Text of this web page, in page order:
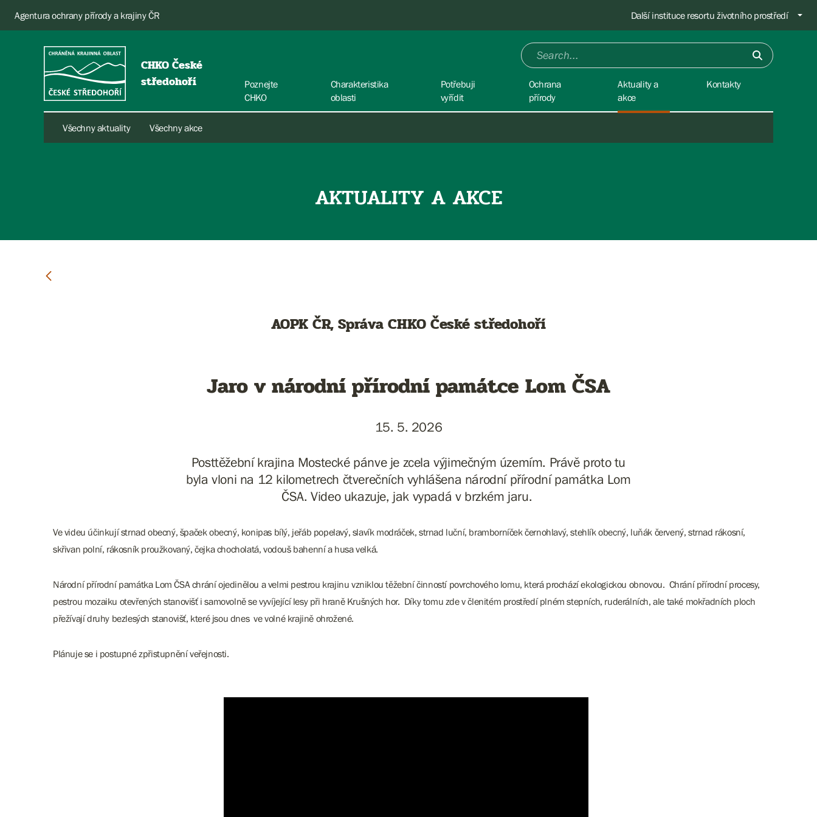
Agentura ochrany přírody a krajiny ČR Další instituce resortu životního prostředí
CHKO České
středohoří
Poznejte
CHKO
Charakteristika
oblasti
Potřebuji
vyřídit
Ochrana
přírody
Aktuality a
akce
Všechny aktuality Všechny akce
Kontakty
AKTUALITY A AKCE
AOPK ČR, Správa CHKO České středohoří
Jaro v národní přírodní památce Lom ČSA
15. 5. 2026
Posttěžební krajina Mostecké pánve je zcela výjimečným územím. Právě proto tu
byla vloni na 12 kilometrech čtverečních vyhlášena národní přírodní památka Lom
ČSA. Video ukazuje, jak vypadá v brzkém jaru.
Ve videu účinkují strnad obecný, špaček obecný, konipas bílý, jeřáb popelavý, slavík modráček, strnad luční, bramborníček černohlavý, stehlík obecný, luňák červený, strnad rákosní,
skřivan polní, rákosník proužkovaný, čejka chocholatá, vodouš bahenní a husa velká.
Národní přírodní památka Lom ČSA chrání ojedinělou a velmi pestrou krajinu vzniklou těžební činností povrchového lomu, která prochází ekologickou obnovou. Chrání přírodní procesy,
pestrou mozaiku otevřených stanovišť i samovolně se vyvíjející lesy při hraně Krušných hor. Díky tomu zde v členitém prostředí plném stepních, ruderálních, ale také mokřadních ploch
přežívají druhy bezlesých stanovišť, které jsou dnes ve volné krajině ohrožené.
Plánuje se i postupné zpřistupnění veřejnosti.